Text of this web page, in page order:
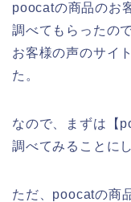
poocatの商品のお
調べてもらったの
お客様の声のサイ
た。
なので、まずは【
調べてみることに
ただ、poocatの商